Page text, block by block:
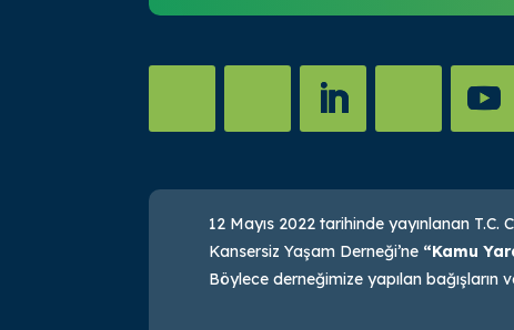
12 Mayıs 2022 tarihinde yayınlanan T.C.
Kansersiz Yaşam Derneği’ne “Kamu
Böylece derneğimize yapılan